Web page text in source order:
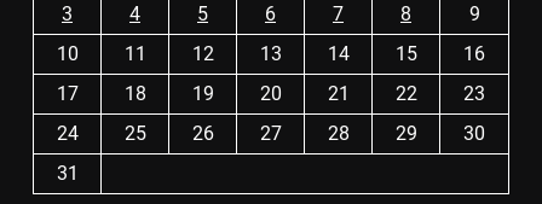
3
4 5 6 7 8
9
10
11 12 13 14 15
16
17
18 19 20 21 22
23
24
25 26 27 28 29
30
31